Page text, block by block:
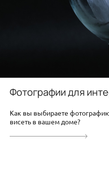
Фотографии для
Как вы выбираете
висеть в вашем доме?